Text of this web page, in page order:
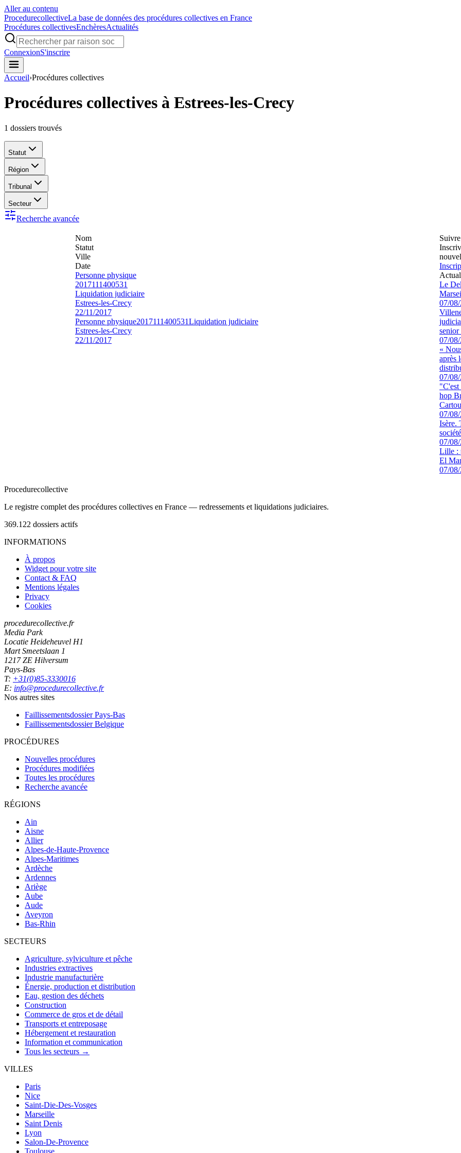
Aller au contenu
ProcedurecollectiveLa base de données des procédures collectives en France
Procédures collectivesEnchèresActualités
ConnexionS'inscrire
Accueil›Procédures collectives
Procédures collectives à Estrees-les-Crecy
1 dossiers trouvés
Statut
Région
Tribunal
Secteur
Recherche avancée
Nom
Statut
Ville
Date
Personne physique
2017111400531
Liquidation judiciaire
Estrees-les-Crecy
22/11/2017
Personne physique2017111400531Liquidation judiciaire
Estrees-les-Crecy
22/11/2017
Le
07/
07/
«
après
07/
"C'est
hop
07/
Isère.
07/
Lille :
El
07/
Procedurecollective
Le registre complet des procédures collectives en France — redressements et liquidations judiciaires.
369.122 dossiers actifs
INFORMATIONS
À propos
Widget pour votre site
Contact & FAQ
Mentions légales
Privacy
Cookies
procedurecollective.fr
Media Park
Locatie Heideheuvel H1
Mart Smeetslaan 1
1217 ZE Hilversum
Pays-Bas
T: +31(0)85-3330016
E: info@procedurecollective.fr
Nos autres sites
Faillissementsdossier Pays-Bas
Faillissementsdossier Belgique
PROCÉDURES
Nouvelles procédures
Procédures modifiées
Toutes les procédures
Recherche avancée
RÉGIONS
Ain
Aisne
Allier
Alpes-de-Haute-Provence
Alpes-Maritimes
Ardèche
Ardennes
Ariège
Aube
Aude
Aveyron
Bas-Rhin
SECTEURS
Agriculture, sylviculture et pêche
Industries extractives
Industrie manufacturière
Énergie, production et distribution
Eau, gestion des déchets
Construction
Commerce de gros et de détail
Transports et entreposage
Hébergement et restauration
Information et communication
Tous les secteurs →
VILLES
Paris
Nice
Saint-Die-Des-Vosges
Marseille
Saint Denis
Lyon
Salon-De-Provence
Toulouse